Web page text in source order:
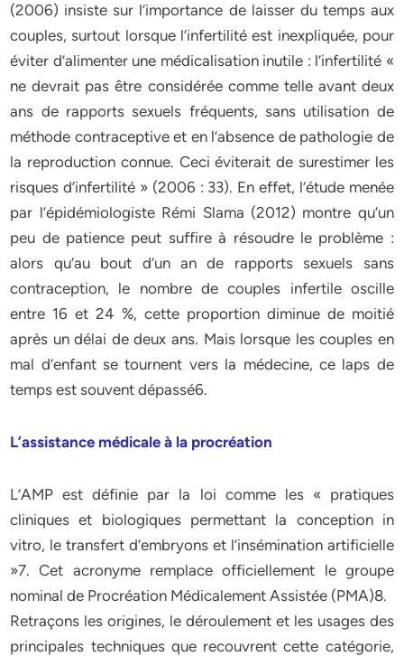
(2006) insiste sur l’importance de laisser du temps aux
couples, surtout lorsque l’infertilité est inexpliquée, pour
éviter d’alimenter une médicalisation inutile : l’infertilité «
ne devrait pas être considérée comme telle avant deux
ans de rapports sexuels fréquents, sans utilisation de
méthode contraceptive et en l’absence de pathologie de
la reproduction connue. Ceci éviterait de surestimer les
risques d’infertilité » (2006 : 33). En effet, l’étude menée
par l’épidémiologiste Rémi Slama (2012) montre qu’un
peu de patience peut suffire à résoudre le problème :
alors qu’au bout d’un an de rapports sexuels sans
contraception, le nombre de couples infertile oscille
entre 16 et 24 %, cette proportion diminue de moitié
après un délai de deux ans. Mais lorsque les couples en
mal d’enfant se tournent vers la médecine, ce laps de
temps est souvent dépassé6.
L’assistance médicale à la procréation
L’AMP est définie par la loi comme les « pratiques
cliniques et biologiques permettant la conception in
vitro, le transfert d’embryons et l’insémination artificielle
»7. Cet acronyme remplace officiellement le groupe
nominal de Procréation Médicalement Assistée (PMA)8.
Retraçons les origines, le déroulement et les usages des
principales techniques que recouvrent cette catégorie,